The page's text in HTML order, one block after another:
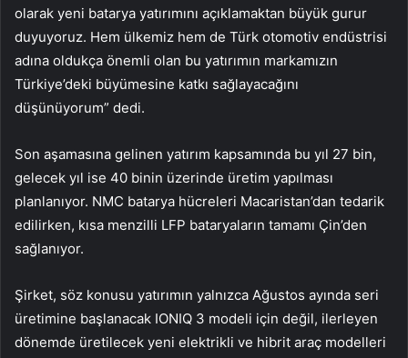
olarak yeni batarya yatırımını açıklamaktan büyük gurur
duyuyoruz. Hem ülkemiz hem de Türk otomotiv endüstrisi
adına oldukça önemli olan bu yatırımın markamızın
Türkiye’deki büyümesine katkı sağlayacağını
düşünüyorum” dedi.
Son aşamasına gelinen yatırım kapsamında bu yıl 27 bin,
gelecek yıl ise 40 binin üzerinde üretim yapılması
planlanıyor. NMC batarya hücreleri Macaristan’dan tedarik
edilirken, kısa menzilli LFP bataryaların tamamı Çin’den
sağlanıyor.
Şirket, söz konusu yatırımın yalnızca Ağustos ayında seri
üretimine başlanacak IONIQ 3 modeli için değil, ilerleyen
dönemde üretilecek yeni elektrikli ve hibrit araç modelleri